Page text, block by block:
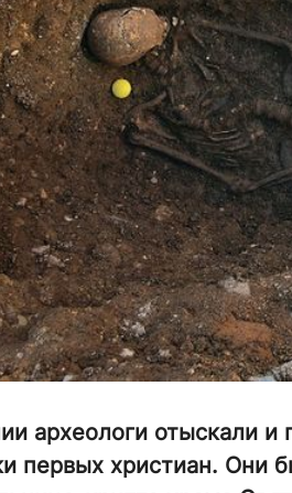
археологи отыскали
первых христиан. Они